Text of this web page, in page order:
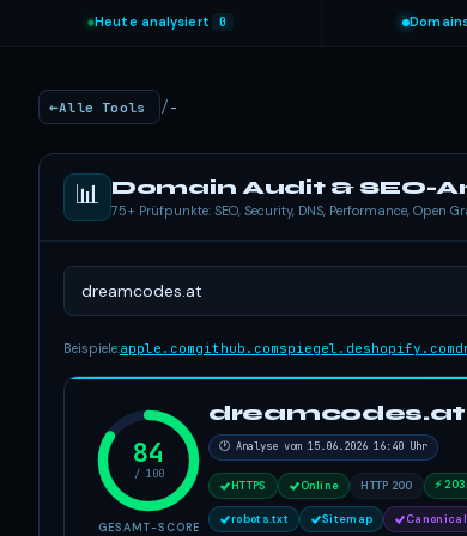
Heute analysiert 0
Alle Tools / -
📊 Domain Audit & SEO-
75+ Prüfpunkte: SEO, Security, DNS, Performance,
Beispiele:apple.comgithub.comspiegel.deshopify.com
84
/ 100
GESAMT-SCORE
dreamcodes.at
🕐 Analyse vom 15.06.2026 16:40 Uhr
HTTPS Online HTTP 200 ⚡
robots.txt Sitemap Canonical